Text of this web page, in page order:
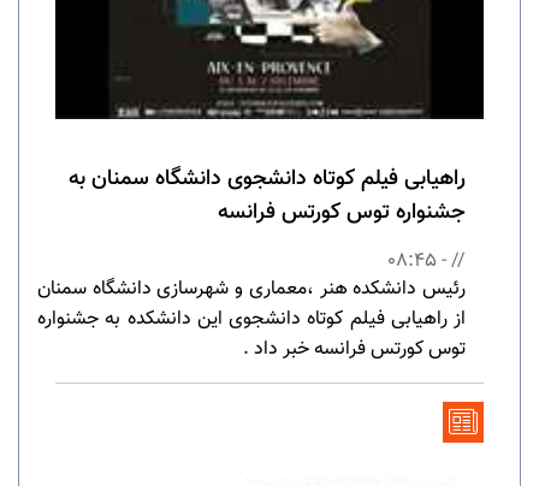
راهیابی فیلم کوتاه دانشجوی دانشگاه سمنان به
جشنواره توس کورتس فرانسه
// - 08:45
رئیس دانشکده هنر ،معماری و شهرسازی دانشگاه سمنان
از راهیابی فیلم کوتاه دانشجوی این دانشکده به جشنواره
توس کورتس فرانسه خبر داد .